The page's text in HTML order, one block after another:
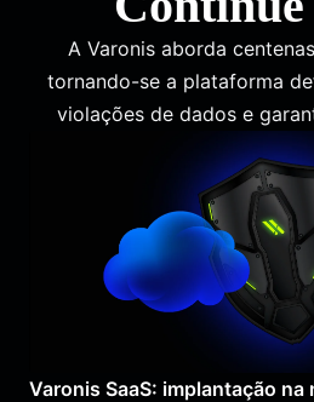
A Varonis aborda
tornando-se a plataforma
violações de dados e
Varonis SaaS: implantação na